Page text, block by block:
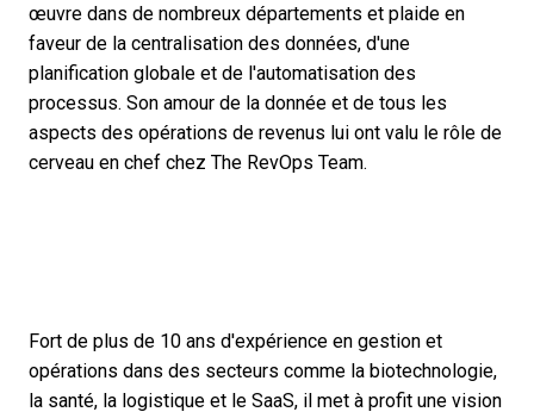
œuvre dans de nombreux départements et plaide en
faveur de la centralisation des données, d'une
planification globale et de l'automatisation des
processus. Son amour de la donnée et de tous les
aspects des opérations de revenus lui ont valu le rôle de
cerveau en chef chez The RevOps Team.
Fort de plus de 10 ans d'expérience en gestion et
opérations dans des secteurs comme la biotechnologie,
la santé, la logistique et le SaaS, il met à profit une vision